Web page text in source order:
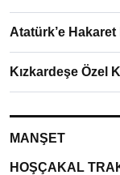
Atatürk’e Hakaret
Kızkardeşe Özel
MANŞET
HOŞÇAKAL